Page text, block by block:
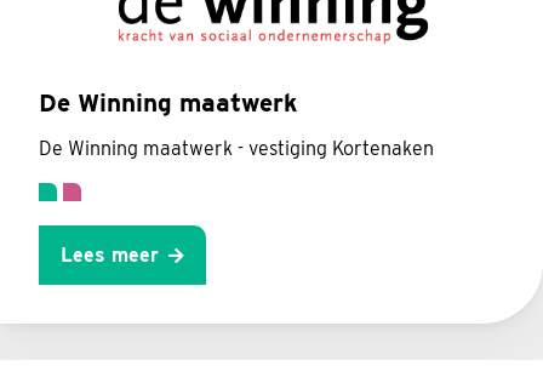
De Winning maatwerk
De Winning maatwerk - vestiging Kortenaken
Lees meer